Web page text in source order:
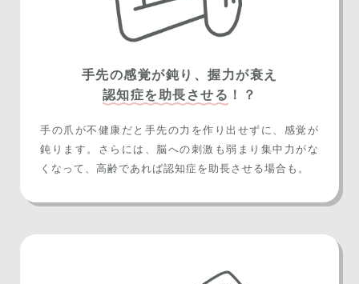
手先の感覚が鈍り、握力が衰え
認知症を助長させる ！？
手の爪が不健康だと手先の力を作り出せずに、感覚が
鈍ります。さらには、脳への刺激も弱まり集中力がな
くなって、高齢であれば認知症を助長させる場合も。